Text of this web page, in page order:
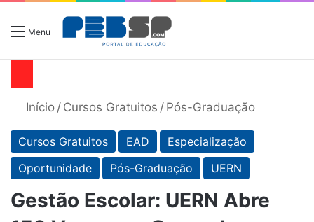
Menu
Início / Cursos Gratuitos / Pós-Graduação
Cursos Gratuitos EAD
Especialização
Oportunidade
Pós-Graduação UERN
Gestão Escolar: UERN Abre